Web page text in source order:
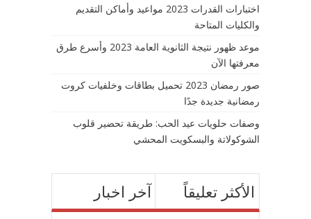
اختبارات القدرات 2023 مواعيد وأماكن التقديم
والكليات المتاحة
موعد ظهور نتيجة الثانوية العامة 2023 وأسرع طرق
معرفتها الآن
صور رمضان 2023 تحميل بطاقات وخلفيات كروت
رمضانية جديدة جدًا
وصفات حلويات عيد الحب: طريقة تحضير قلوب
الشوكولاتة والبسكويت المحشي
آخر اخبار الأكثر تعليقاً